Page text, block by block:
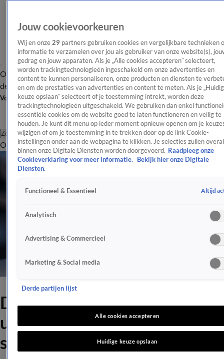
OverzichtAfleveringen Entertainment TV Algemeen
Tip
de redactieNieuwsbrief
Volg Shownieuws
Zoeken
OverzichtEntertainmentSpraakmakendRealityCrimeVideo's
Douwe Bob verstoort
uitzending: crasht halfnaakt
studio binnen
Jouw cookievoorkeuren
Wij en onze 29 partners gebruiken cookies en vergelijkbare technieken
informatie te verzamelen over jou als gebruiker van onze website(s),
gedrag en jouw apparaten. Als je „Alle cookies accepteren” selecteert,
worden trackingtechnologieën ingeschakeld om onze advertenties en
content te kunnen personaliseren, onze producten en diensten te
en om de prestaties van advertenties en content te meten. Als je
keuze opslaan” selecteert of je toestemming intrekt, worden deze
trackingtechnologieën uitgeschakeld. We gebruiken dan enkel
essentiële cookies om de website goed te laten functioneren en veilig te
houden. Je kunt dit menu op ieder moment opnieuw openen om je
wijzigen of om je toestemming in te trekken door op de link Cookie-
instellingen onder aan de webpagina te klikken. Je selecties zullen overal
binnen onze Digitale Diensten worden doorgevoerd. Raadpleeg onze
Cookieverklaring voor meer informatie.
Bekijk hier onze Digitale
Diensten.
Functioneel & Essentieel Altijd
Analytisch
Advertising & Commercieel
Marketing & Social media
Derde partijen lijst
Alle cookies accepteren
Huidige keuze opslaan